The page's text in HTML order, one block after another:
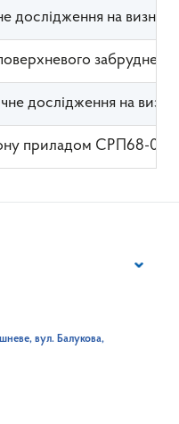
дослідження на
дослідження на
приладом СРП68-01
вул. Балукова,